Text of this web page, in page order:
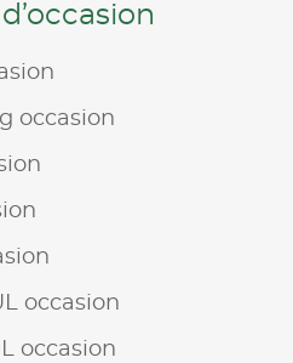
occasion
occasion
occasion